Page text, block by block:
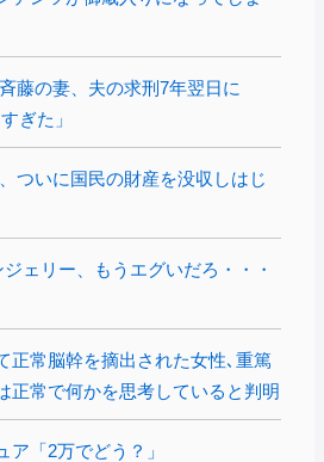
藤の妻、夫の求刑7年翌日に
ぎた」
ついに国民の財産を没収しはじ
ェリー、もうエグいだろ・・・
正常脳幹を摘出された女性､重篤
正常で何かを思考していると判明
ア「2万でどう？」